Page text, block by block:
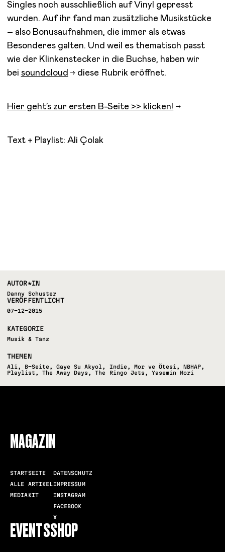
Singles noch ausschließlich auf Vinyl gepresst
wurden. Auf ihr fand man zusätzliche Musikstücke
– also Bonusaufnahmen, die immer als etwas
Besonderes galten. Und weil es thematisch passt
wie der Klinkenstecker in die Buchse, haben wir
bei soundcloud diese Rubrik eröffnet.
Hier geht’s zur ersten B-Seite >> klicken!
Text + Playlist: Ali Çolak
AUTOR*IN
Danny Schuster
VERÖFFENTLICHT
07-12-2015
KATEGORIE
Musik & Tanz
THEMEN
Ali , B-Seite ,Gaye Su Akyol , Indie , Mor ve Ötesi , NBHAP,
Playlist ,The Away Days ,The Ringo Jets , Yasemin Mori
MAGAZIN
STARTSEITE
ALLE ARTIKEL
MEDIAKIT
DATENSCHUTZ
IMPRESSUM
INSTAGRAM
FACEBOOK
X
EVENTSSHOP